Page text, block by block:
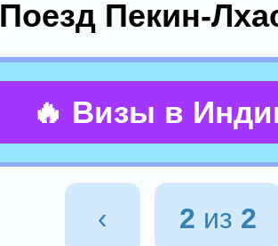
Поезд Пекин-
🔥 Визы в
‹ 2 из 2